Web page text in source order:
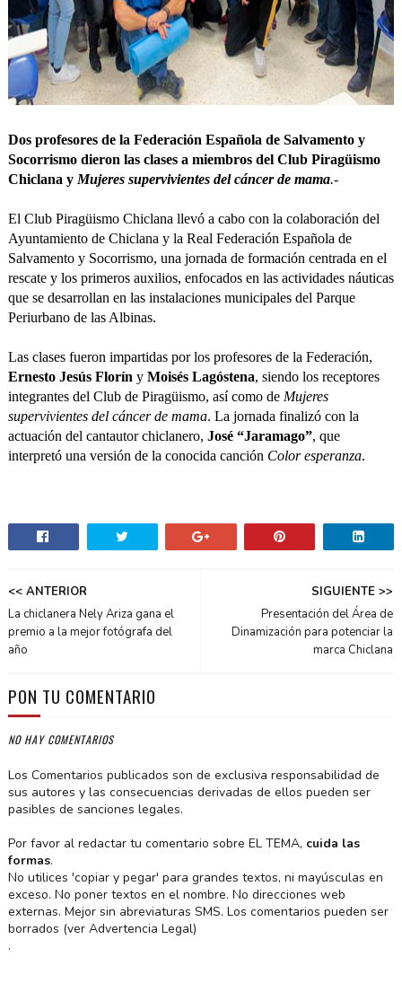
Dos profesores de la Federación Española de Salvamento y
Socorrismo dieron las clases a miembros del Club Piragüismo
Chiclana y Mujeres supervivientes del cáncer de mama.-
El Club Piragüismo Chiclana llevó a cabo con la colaboración del
Ayuntamiento de Chiclana y la Real Federación Española de
Salvamento y Socorrismo, una jornada de formación centrada en el
rescate y los primeros auxilios, enfocados en las actividades náuticas
que se desarrollan en las instalaciones municipales del Parque
Periurbano de las Albinas.
Las clases fueron impartidas por los profesores de la Federación,
Ernesto Jesús Florín y Moisés Lagóstena, siendo los receptores
integrantes del Club de Piragüismo, así como de Mujeres
supervivientes del cáncer de mama. La jornada finalizó con la
actuación del cantautor chiclanero, José “Jaramago”, que
interpretó una versión de la conocida canción Color esperanza.
SIGUIENTE >>
Presentación del Área de
Dinamización para potenciar la
marca Chiclana
<< ANTERIOR
La chiclanera Nely Ariza gana el
premio a la mejor fotógrafa del
año
PON TU COMENTARIO
NO HAY COMENTARIOS
Los Comentarios publicados son de exclusiva responsabilidad de
sus autores y las consecuencias derivadas de ellos pueden ser
pasibles de sanciones legales.
Por favor al redactar tu comentario sobre EL TEMA, cuida las
formas.
No utilices 'copiar y pegar' para grandes textos, ni mayúsculas en
exceso. No poner textos en el nombre. No direcciones web
externas. Mejor sin abreviaturas SMS. Los comentarios pueden ser
borrados (ver Advertencia Legal)
.